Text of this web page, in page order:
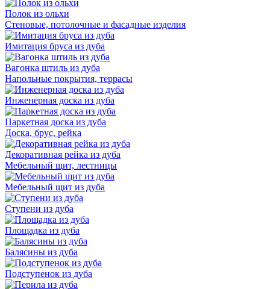
Полок из ольхи
Стеновые, потолочные и фасадные изделия
Имитация бруса из дуба
Вагонка штиль из дуба
Напольные покрытия, террасы
Инженерная доска из дуба
Паркетная доска из дуба
Доска, брус, рейка
Декоративная рейка из дуба
Мебельный щит, лестницы
Мебельный щит из дуба
Ступени из дуба
Площадка из дуба
Балясины из дуба
Подступенок из дуба